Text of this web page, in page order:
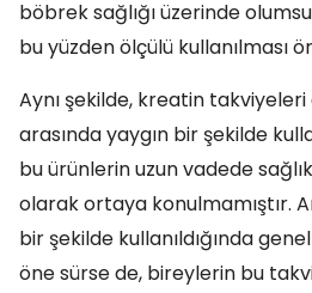
böbrek sağlığı üzerinde
bu yüzden ölçülü kullanılması
Aynı şekilde, kreatin
arasında yaygın bir şekilde
bu ürünlerin uzun vadede
olarak ortaya konulmamıştır.
bir şekilde kullanıldığında
öne sürse de, bireylerin bu